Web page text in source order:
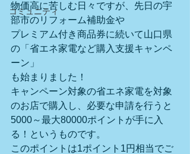
コミュニティ
物価高に苦しむ日々ですが、先日の宇
部市のリフォーム補助金や
プレミアム付き商品券に続いて山口県
の「省エネ家電など購入支援キャンペ
ーン」
も始まりました！
キャンペーン対象の省エネ家電を対象
のお店で購入し、必要な申請を行うと
5000～最大80000ポイントが手に入
る！というものです。
このポイントは1ポイント1円相当でご